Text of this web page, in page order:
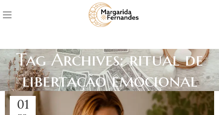
Tag Archives: ritual de
libertação emocional
01